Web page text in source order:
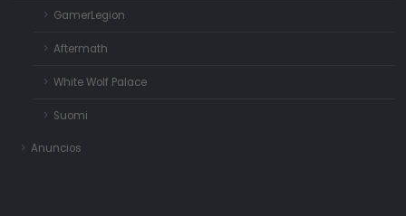
GamerLegion
Aftermath
White Wolf Palace
Suomi
Anuncios